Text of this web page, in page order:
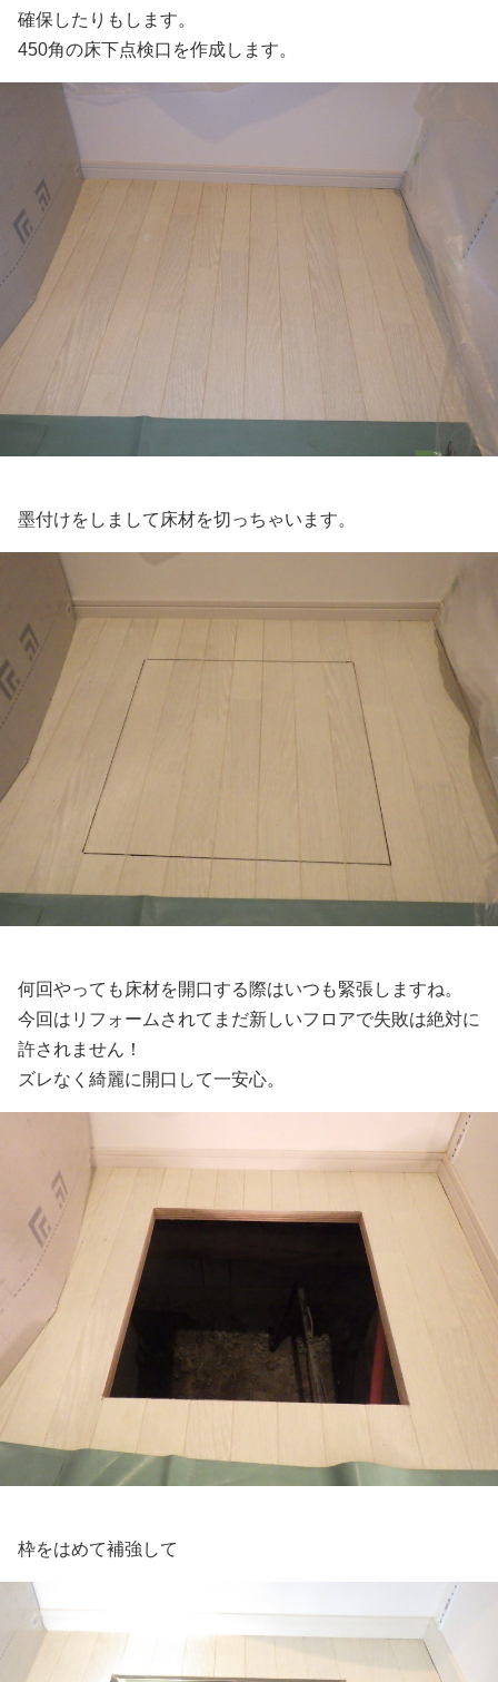
確保したりもします。
450角の床下点検口を作成します。
墨付けをしまして床材を切っちゃいます。
何回やっても床材を開口する際はいつも緊張しますね。
今回はリフォームされてまだ新しいフロアで失敗は絶対に
許されません！
ズレなく綺麗に開口して一安心。
枠をはめて補強して